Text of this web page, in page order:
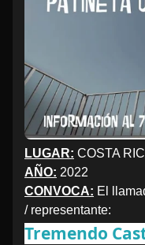
LUGAR: COSTA
AÑO: 2022
CONVOCA: El
/ representante:
Tremendo